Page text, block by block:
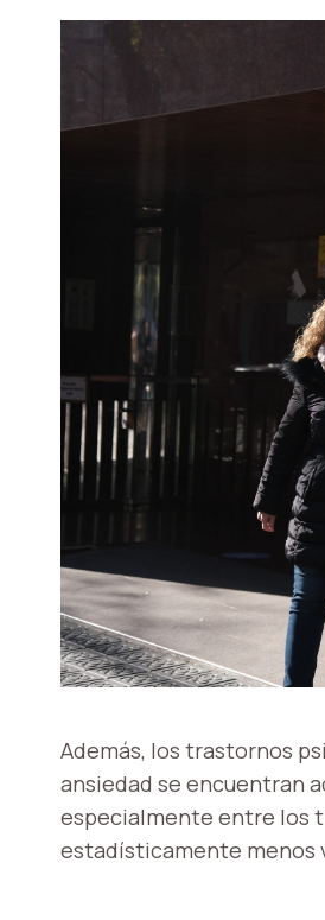
Además, los trastornos
ansiedad se encuentran
especialmente entre los
estadísticamente menos